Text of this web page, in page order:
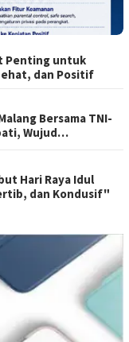
Penting untuk
dan Positif
Bersama TNI-
Wujud
Hari Raya Idul
dan Kondusif"